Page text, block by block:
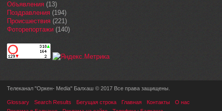
Объявления (13)
Поздравления (194)
Происшествия (221)
Фоторепортажи (140)
Телеканал "Оркен- Media" Балхаш © 2017 Все права защищены.
Glossary Search Results Бегущая строка Главная Контакты
О нас